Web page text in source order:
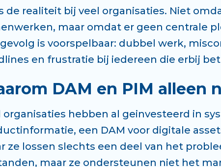
de realiteit bij veel organisaties. Niet
maar omdat er geen centrale
is voorspelbaar: dubbel werk,
en frustratie bij iedereen die erbij
DAM en PIM alleen
organisaties hebben al geinvesteerd in
een DAM voor digitale
ze lossen slechts een deel van het
maar ze ondersteunen niet het